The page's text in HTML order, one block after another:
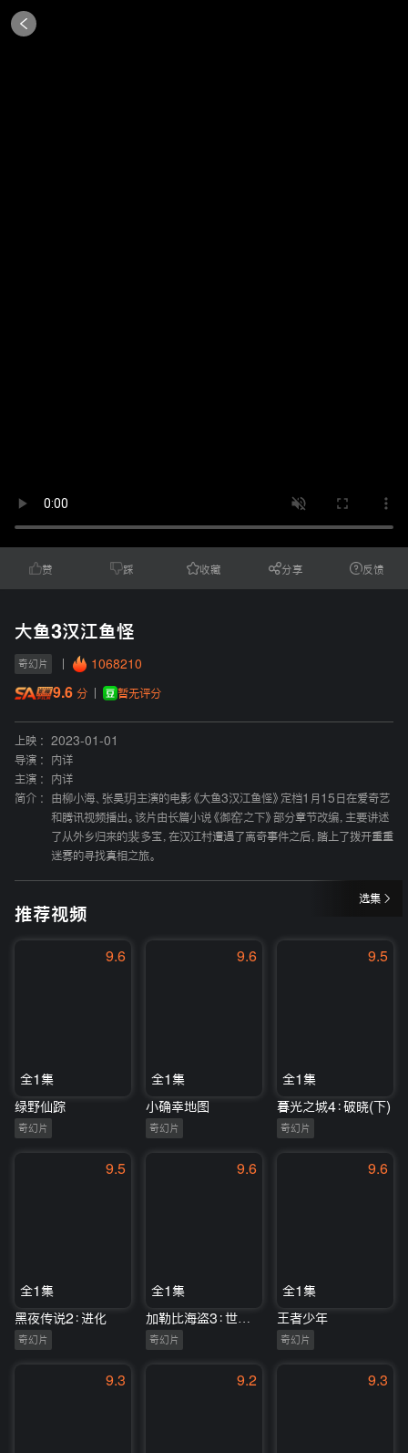
赞 踩 收藏 分享 反馈
大鱼3汉江鱼怪
奇幻片 1068210
9.6 分 暂无评分
上映 :
2023-01-01
导演 :
内详
主演 :
内详
简介 :
由柳小海、张昊玥主演的电影《大鱼3汉江鱼怪》定档1月15日在爱奇艺
和腾讯视频播出。该片由长篇小说《御窑之下》部分章节改编，主要讲述
了从外乡归来的裴多宝，在汉江村遭遇了离奇事件之后，踏上了拨开重重
迷雾的寻找真相之旅。
选集
推荐视频
9.6
全1集
绿野仙踪
奇幻片
9.6
全1集
小确幸地图
奇幻片
9.5
全1集
暮光之城4：破晓(下)
奇幻片
9.5
全1集
黑夜传说2：进化
奇幻片
9.6
全1集
加勒比海盗3：世界的尽头
奇幻片
9.6
全1集
王者少年
奇幻片
9.3 9.2 9.3